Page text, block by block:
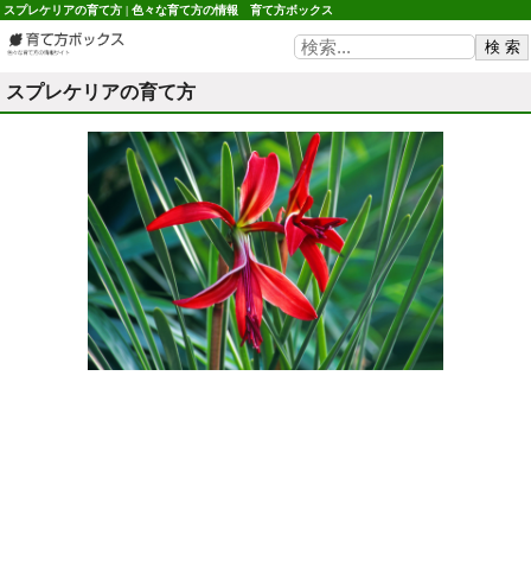
スプレケリアの育て方 | 色々な育て方の情報 育て方ボックス
スプレケリアの育て方